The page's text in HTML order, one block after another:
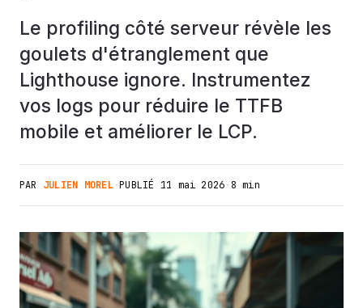
Le profiling côté serveur révèle les
goulets d'étranglement que
Lighthouse ignore. Instrumentez
vos logs pour réduire le TTFB
mobile et améliorer le LCP.
PAR JULIEN MOREL·PUBLIÉ 11 mai 2026· 8 min